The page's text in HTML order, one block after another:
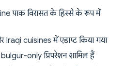
पाक विरासत के हिस्से के रूप में
cuisines में एडाप्ट किया गया
bulgur-only प्रिपरेशन शामिल हैं